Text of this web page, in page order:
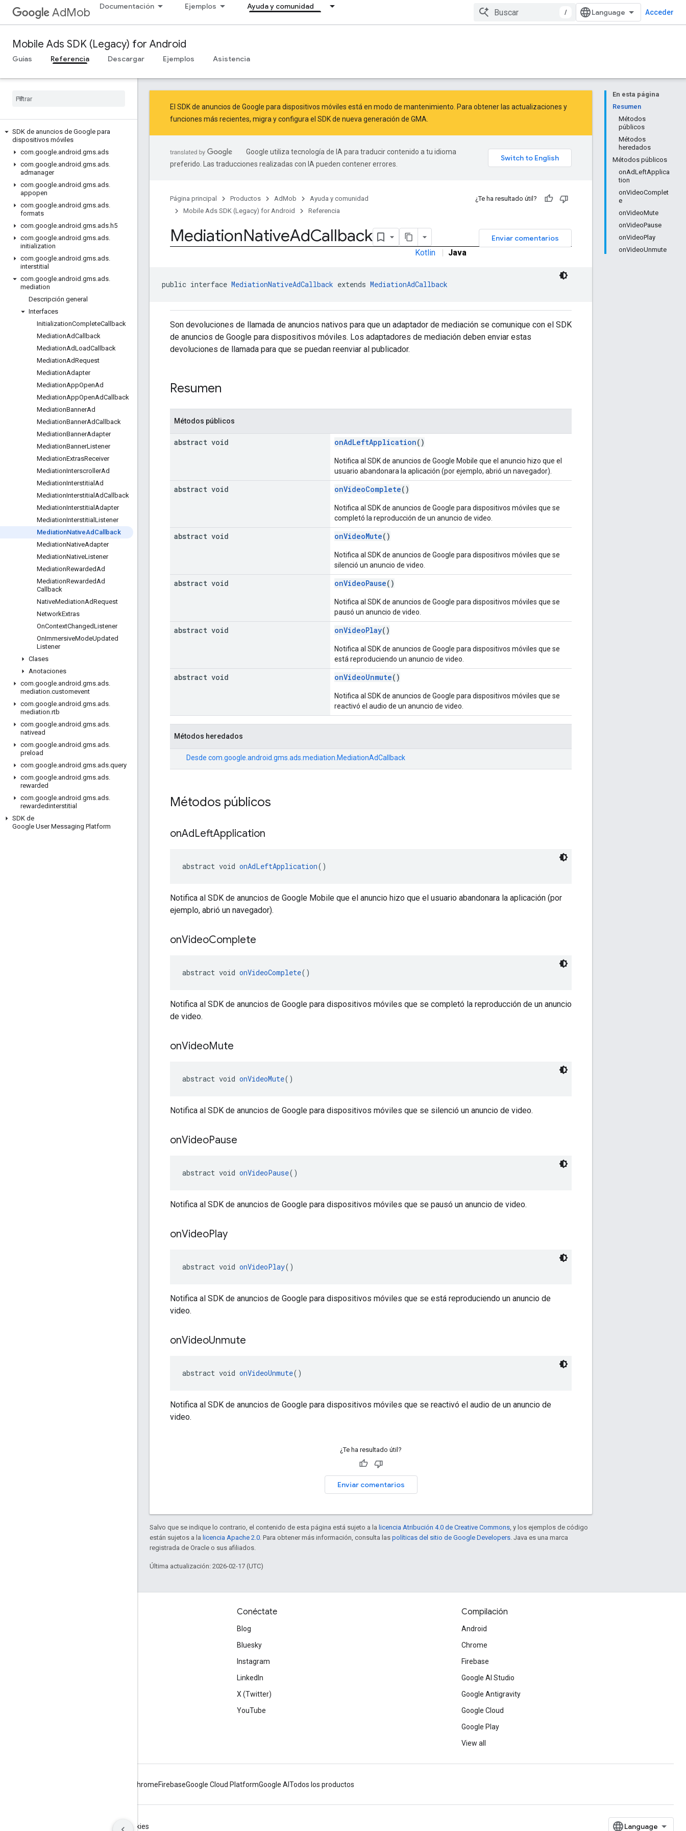
AdMob Documentación Ejemplos Ayuda y comunidad
/ Acceder
Mobile Ads SDK (Legacy) for Android
Guías Referencia Descargar Ejemplos Asistencia
SDK de anuncios de Google para
dispositivos móviles
com.google.android .gms.ads
com.google.android .gms.ads.
admanager
com.google.android .gms.ads.
appopen
com.google.android .gms.ads.
formats
com.google.android .gms.ads.h5
com.google.android .gms.ads.
initialization
com.google.android .gms.ads.
interstitial
com.google.android .gms.ads.
mediation
Descripción general
Interfaces
InitializationCompleteCallback
MediationAdCallback
MediationAdLoadCallback
MediationAdRequest
MediationAdapter
MediationAppOpenAd
MediationAppOpenAdCallback
MediationBannerAd
MediationBannerAdCallback
MediationBannerAdapter
MediationBannerListener
MediationExtrasReceiver
MediationInterscrollerAd
MediationInterstitial Ad
MediationInterstitial AdCallback
MediationInterstitial Adapter
MediationInterstitial Listener
MediationNativeAd Callback
MediationNativeAdapter
MediationNativeListener
MediationRewardedAd
MediationRewardedAd
Callback
NativeMediationAdRequest
NetworkExtras
OnContextChangedListener
OnImmersiveModeUpdated
Listener
Clases
Anotaciones
com.google.android .gms.ads.
mediation.customevent
com.google.android .gms.ads.
mediation.rtb
com.google.android .gms.ads.
nativead
com.google.android .gms.ads.
preload
com.google.android .gms.ads.query
com.google.android .gms.ads.
rewarded
com.google.android .gms.ads.
rewardedinterstitial
SDK de
Google User Messaging Platform
En esta página
Resumen
Métodos
públicos
Métodos
heredados
Métodos públicos
onAdLeftApplica
tion
onVideoComplet
e
onVideoMute
onVideoPause
onVideoPlay
onVideoUnmute
El SDK de anuncios de Google para dispositivos móviles está en modo de mantenimiento. Para obtener las actualizaciones y
funciones más recientes, migra yconfigura el SDK de nueva generación de GMA
Google utiliza tecnología de IA para traducir contenido a tu idioma
preferido. Las traducciones realizadas con IA pueden contener errores.
Página principal Productos AdMob
Ayuda y comunidad
Mobile Ads SDK (Legacy) for Android
Referencia
¿Te ha resultado útil?
Enviar comentarios
MediationNativeAdCallback
Kotlin | Java
public interface MediationNativeAdCallback extends MediationAdCallback
Son devoluciones de llamada de anuncios nativos para que un adaptador de mediación se comunique con el SDK
de anuncios de Google para dispositivos móviles. Los adaptadores de mediación deben enviar estas
devoluciones de llamada para que se puedan reenviar al publicador.
Resumen
Métodos públicos
abstract void onAdLeftApplication()
Notifica al SDK de anuncios de Google Mobile que el anuncio hizo que el
usuario abandonara la aplicación (por ejemplo, abrió un navegador).
abstract void onVideoComplete()
Notifica al SDK de anuncios de Google para dispositivos móviles que se
completó la reproducción de un anuncio de video.
abstract void onVideoMute()
Notifica al SDK de anuncios de Google para dispositivos móviles que se
silenció un anuncio de video.
abstract void onVideoPause()
Notifica al SDK de anuncios de Google para dispositivos móviles que se
pausó un anuncio de video.
abstract void onVideoPlay()
Notifica al SDK de anuncios de Google para dispositivos móviles que se
está reproduciendo un anuncio de video.
abstract void onVideoUnmute()
Notifica al SDK de anuncios de Google para dispositivos móviles que se
reactivó el audio de un anuncio de video.
Métodos heredados
Desde com.google.android.gms.ads.mediation.MediationAdCallback
Métodos públicos
onAdLeftApplication
abstract void onAdLeftApplication()
Notifica al SDK de anuncios de Google Mobile que el anuncio hizo que el usuario abandonara la aplicación (por
ejemplo, abrió un navegador).
onVideoComplete
abstract void onVideoComplete()
Notifica al SDK de anuncios de Google para dispositivos móviles que se completó la reproducción de un anuncio
de video.
onVideoMute
abstract void onVideoMute()
Notifica al SDK de anuncios de Google para dispositivos móviles que se silenció un anuncio de video.
onVideoPause
abstract void onVideoPause()
Notifica al SDK de anuncios de Google para dispositivos móviles que se pausó un anuncio de video.
onVideoPlay
abstract void onVideoPlay()
Notifica al SDK de anuncios de Google para dispositivos móviles que se está reproduciendo un anuncio de
video.
onVideoUnmute
abstract void onVideoUnmute()
Notifica al SDK de anuncios de Google para dispositivos móviles que se reactivó el audio de un anuncio de
video.
¿Te ha resultado útil?
Enviar comentarios
Salvo que se indique lo contrario, el contenido de esta página está sujeto a la licencia Atribución 4.0 de Creative Commons , y los ejemplos de código
están sujetos a la licencia Apache 2.0 . Para obtener más información, consulta las políticas del sitio de Google Developers . Java es una marca
registrada de Oracle o sus afiliados.
Última actualización: 2026-02-17 (UTC)
Conéctate
Blog
Bluesky
Instagram
LinkedIn
X (Twitter)
YouTube
Compilación
Android
Chrome
Firebase
Google AI Studio
Google Antigravity
Google Cloud
Google Play
View all
ChromeFirebaseGoogle Cloud PlatformGoogle AI Todos los productos
Manage cookies